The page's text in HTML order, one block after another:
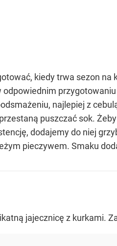
kiedy trwa sezon na
najlepiej z
puszczać sok.
dodajemy do niej
pieczywem. Smaku
jajecznicę z kurkami.